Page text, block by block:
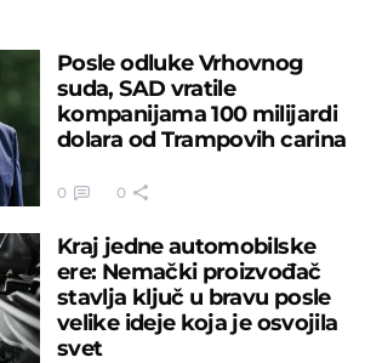
Posle odluke Vrhovnog
suda, SAD vratile
kompanijama 100 milijardi
dolara od Trampovih carina
0 0
Kraj jedne automobilske
ere: Nemački proizvođač
stavlja ključ u bravu posle
velike ideje koja je osvojila
svet